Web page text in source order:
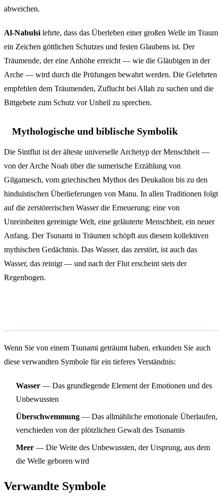
abweichen.
Al-Nabulsi lehrte, dass das Überleben einer großen Welle im Traum
ein Zeichen göttlichen Schutzes und festen Glaubens ist. Der
Träumende, der eine Anhöhe erreicht — wie die Gläubigen in der
Arche — wird durch die Prüfungen bewahrt werden. Die Gelehrten
empfehlen dem Träumenden, Zuflucht bei Allah zu suchen und die
Bittgebete zum Schutz vor Unheil zu sprechen.
Mythologische und biblische Symbolik
Die Sintflut ist der älteste universelle Archetyp der Menschheit —
von der Arche Noah über die sumerische Erzählung von
Gilgamesch, vom griechischen Mythos des Deukalion bis zu den
hinduistischen Überlieferungen von Manu. In allen Traditionen folgt
auf die zerstörerischen Wasser die Erneuerung: eine von
Unreinheiten gereinigte Welt, eine geläuterte Menschheit, ein neuer
Anfang. Der Tsunami in Träumen schöpft aus diesem kollektiven
mythischen Gedächtnis. Das Wasser, das zerstört, ist auch das
Wasser, das reinigt — und nach der Flut erscheint stets der
Regenbogen.
Wenn Sie von einem Tsunami geträumt haben, erkunden Sie auch
diese verwandten Symbole für ein tieferes Verständnis:
Wasser — Das grundlegende Element der Emotionen und des
Unbewussten
Überschwemmung — Das allmähliche emotionale Überlaufen,
verschieden von der plötzlichen Gewalt des Tsunamis
Meer — Die Weite des Unbewussten, der Ursprung, aus dem
die Welle geboren wird
Verwandte Symbole